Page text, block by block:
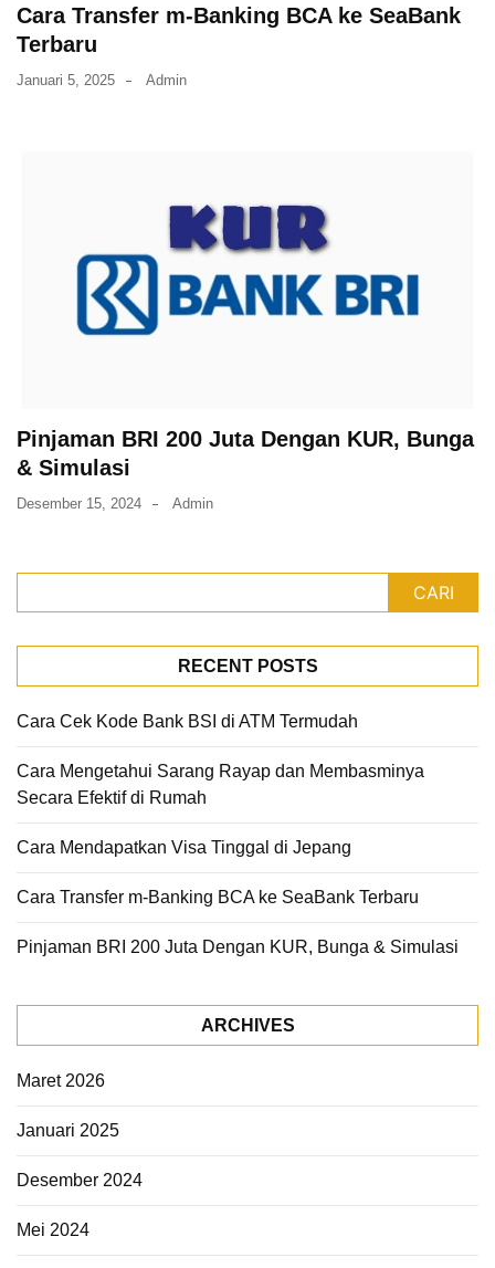
Cara Transfer m-Banking BCA ke SeaBank
Terbaru
Januari 5, 2025 Admin
Pinjaman BRI 200 Juta Dengan KUR, Bunga
& Simulasi
Desember 15, 2024 Admin
CARI
RECENT POSTS
Cara Cek Kode Bank BSI di ATM Termudah
Cara Mengetahui Sarang Rayap dan Membasminya
Secara Efektif di Rumah
Cara Mendapatkan Visa Tinggal di Jepang
Cara Transfer m-Banking BCA ke SeaBank Terbaru
Pinjaman BRI 200 Juta Dengan KUR, Bunga & Simulasi
ARCHIVES
Maret 2026
Januari 2025
Desember 2024
Mei 2024